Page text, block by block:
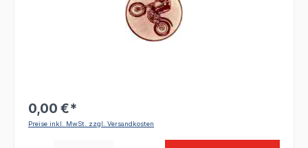
0,00 €*
Preise inkl. MwSt. zzgl. Versandkosten